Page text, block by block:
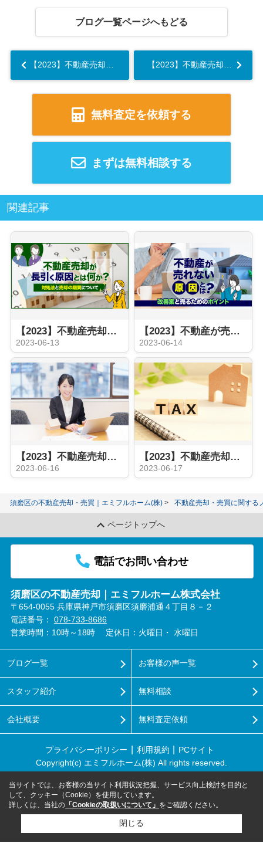
ブログ一覧ページへもどる
【2023】不動産売却にあたって知っておきたい減価償却費について解説... 【2023】不動産売却時の住民税について！申告が必要な時期や計算方法とは...
無料査定を依頼する
まずは無料相談する
関連記事
【2023】不動産売却が長引く原因とは何か？対処法と売却の期間について
2023-06-13
【2023】不動産が売れない原因とは？改善案と売るためのポイント
2023-06-14
【2023】不動産売却の流れにある媒介契約とは？売却活動の内容や期間をご紹介
2023-06-16
【2023】不動産売却には税金がかかる？種類や節税する方法についてご紹介
2023-06-17
須磨区の不動産売却・売買｜エミフルホーム(株) 不動産売却・売買に関する
ページトップへ
電話でお問い合わせ
須磨区の不動産売却｜エミフルホーム株式会社
〒654-0055 兵庫県神戸市須磨区須磨浦通４丁目８－２
電話番号： 078-733-8686
営業時間：10時～18時
定休日：火曜日・ 水曜日
ブログ一覧
スタッフ紹介
会社概要
お客様の声一覧
無料相談
無料査定依頼
プライバシーポリシー 利用規約
PCサイト
Copyright(c) エミフルホーム(株) All rights reserved.
当サイトでは、お客様の当サイト利用状況把握、サービス向上検討を目的と
して、クッキー（Cookie）を使用しています。
詳しくは、当社の 「Cookieの取扱いについて」 をご確認ください。
閉じる